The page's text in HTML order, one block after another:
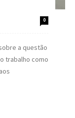
0
a questão
trabalho como